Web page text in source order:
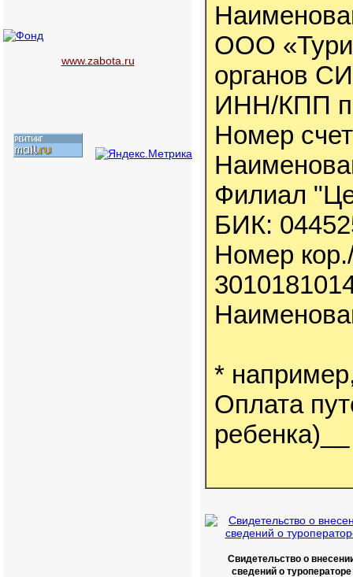
www.zabota.ru
ООО
органов
ИНН/КПП
Номер
Филиал
БИК:
Номер
*
Оплата
Свидетельство о
сведений о туроператоре